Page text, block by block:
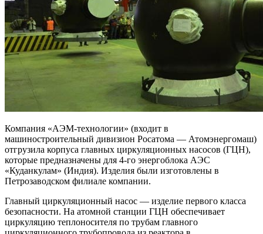
Компания «АЭМ-технологии» (входит в
машиностроительный дивизион Росатома — Атомэнергомаш)
отгрузила корпуса главных циркуляционных насосов (ГЦН),
которые предназначены для 4-го энергоблока АЭС
«Куданкулам» (Индия). Изделия были изготовлены в
Петрозаводском филиале компании.
Главный циркуляционный насос — изделие первого класса
безопасности. На атомной станции ГЦН обеспечивает
циркуляцию теплоносителя по трубам главного